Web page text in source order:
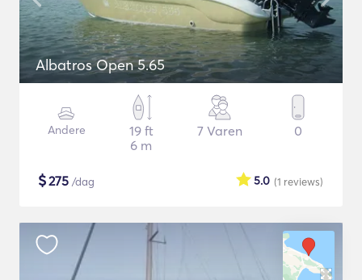
Albatros Open 5.65
Andere
19 ft
6 m
7 Varen 0
$275 /dag (1 reviews)
5.0